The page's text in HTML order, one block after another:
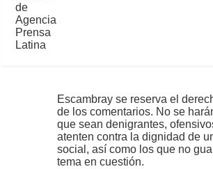
Escambray se reserva el
de los comentarios. No se
que sean denigrantes,
atenten contra la dignidad de
social, así como los que no
tema en cuestión.